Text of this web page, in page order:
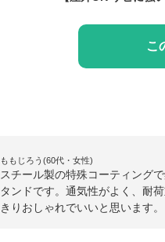
こ
ももじろう(60代・女性)
スチール製の特殊コーティング
タンドです。通気性がよく、耐
きりおしゃれでいいと思います。